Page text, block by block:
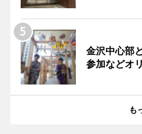
金沢中心部
参加などオ
も